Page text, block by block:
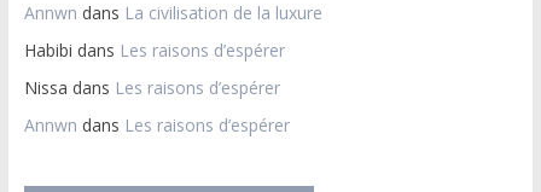
Annwn dans La civilisation de la luxure
Habibi dans Les raisons d’espérer
Nissa dans Les raisons d’espérer
Annwn dans Les raisons d’espérer